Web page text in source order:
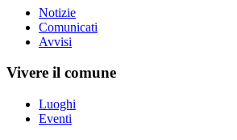
Notizie
Comunicati
Avvisi
Vivere il comune
Luoghi
Eventi